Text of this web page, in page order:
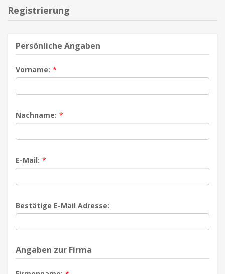
Registrierung
Persönliche Angaben
Vorname: *
Nachname: *
E-Mail: *
Bestätige E-Mail Adresse:
Angaben zur Firma